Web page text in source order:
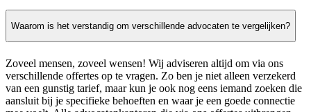
Waarom is het verstandig om verschillende advocaten te vergelijken?
Zoveel mensen, zoveel wensen! Wij adviseren altijd om via ons
verschillende offertes op te vragen. Zo ben je niet alleen verzekerd
van een gunstig tarief, maar kun je ook nog eens iemand zoeken die
aansluit bij je specifieke behoeften en waar je een goede connectie